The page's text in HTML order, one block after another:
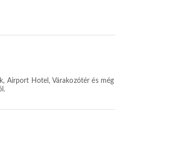
Airport Hotel, Várakozótér és még